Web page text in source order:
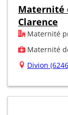
Maternité
Clarence
Maternité
Maternité
Divion